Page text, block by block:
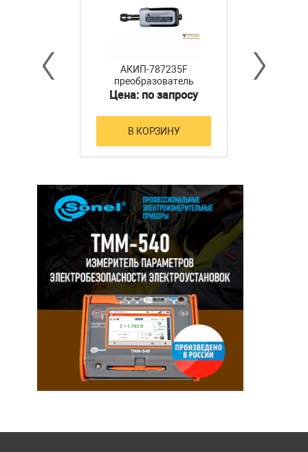
АКИП-787235F
преобразователь
мощности
Цена: по запросу
В КОРЗИНУ